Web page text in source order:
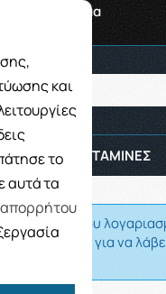
το Κατάστημα
Αναζήτηση
ΑΘΛΗΤΕΣ ΒΙΤΑΜΙΝΕΣ
τον κωδικό του
δηλώσει για να
και
το
αυτά τα
απορρήτου